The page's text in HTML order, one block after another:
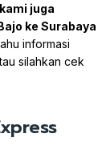
kami juga
ke Surabaya
informasi
silahkan cek